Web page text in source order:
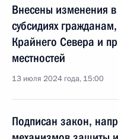
Внесены изменения
субсидиях
Крайнего Севера и
местностей
13 июля 2024 года, 15:00
Подписан закон,